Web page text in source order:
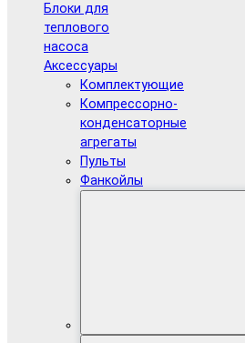
Блоки для
теплового
насоса
Аксессуары
Комплектующие
Компрессорно-
конденсаторные
агрегаты
Пульты
Фанкойлы